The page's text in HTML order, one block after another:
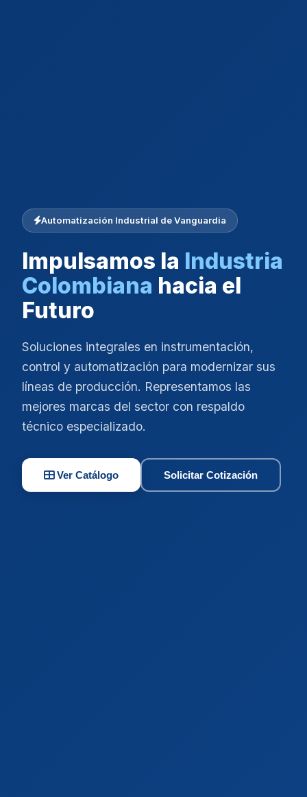
Automatización Industrial de Vanguardia
Impulsamos la Industria
Colombiana hacia el
Futuro
Soluciones integrales en instrumentación,
control y automatización para modernizar sus
líneas de producción. Representamos las
mejores marcas del sector con respaldo
técnico especializado.
Ver Catálogo Solicitar Cotización